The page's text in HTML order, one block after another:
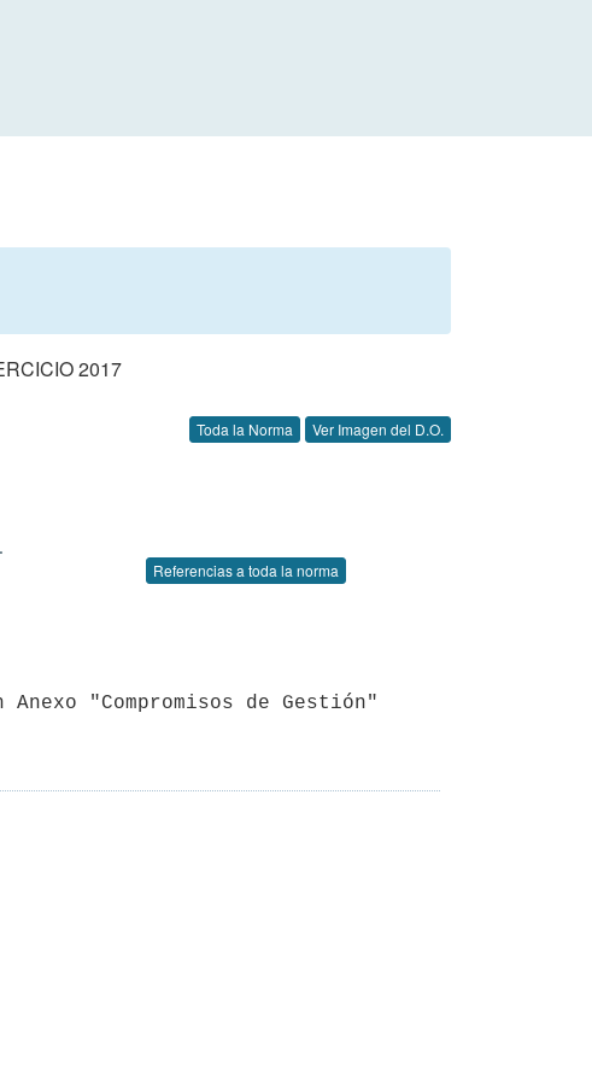
2017
Toda la Norma Ver Imagen del D.O.
Referencias a toda la norma